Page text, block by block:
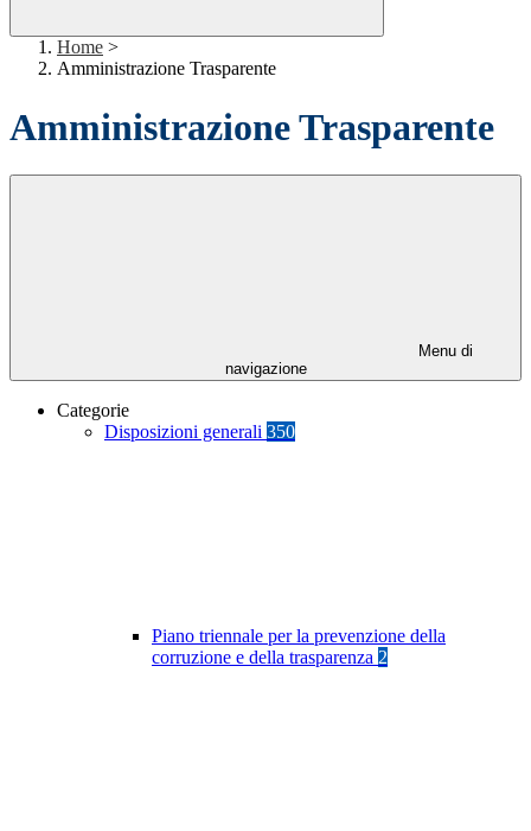
Home >
Amministrazione Trasparente
Amministrazione Trasparente
Menu di
navigazione
Categorie
Disposizioni generali 350
Piano triennale per la prevenzione della
corruzione e della trasparenza 2